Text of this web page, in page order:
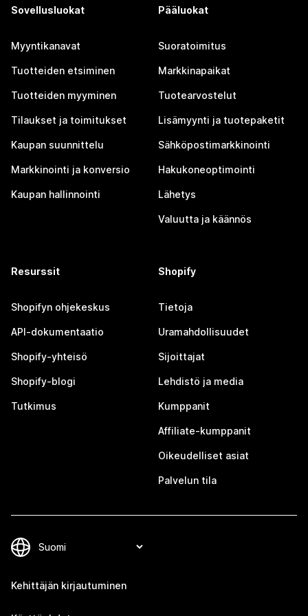
Sovellusluokat
Myyntikanavat
Tuotteiden etsiminen
Tuotteiden myyminen
Tilaukset ja toimitukset
Kaupan suunnittelu
Markkinointi ja konversio
Kaupan hallinnointi
Pääluokat
Suoratoimitus
Markkinapaikat
Tuotearvostelut
Lisämyynti ja tuotepaketit
Sähköpostimarkkinointi
Hakukoneoptimointi
Lähetys
Valuutta ja käännös
Resurssit
Shopifyn ohjekeskus
API-dokumentaatio
Shopify-yhteisö
Shopify-blogi
Tutkimus
Shopify
Tietoja
Uramahdollisuudet
Sijoittajat
Lehdistö ja media
Kumppanit
Affiliate-kumppanit
Oikeudelliset asiat
Palvelun tila
Kehittäjän kirjautuminen